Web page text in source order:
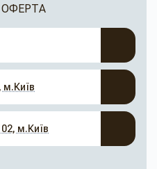
ОФЕРТА
м.Київ
м.Київ